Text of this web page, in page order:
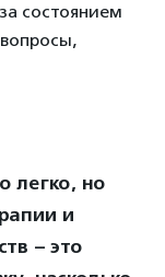
состоянием
легко, но
и
– это